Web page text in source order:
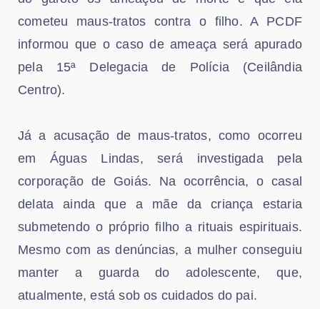
cometeu maus-tratos contra o filho. A PCDF
informou que o caso de ameaça será apurado
pela 15ª Delegacia de Polícia (Ceilândia
Centro).
Já a acusação de maus-tratos, como ocorreu
em Águas Lindas, será investigada pela
corporação de Goiás. Na ocorrência, o casal
delata ainda que a mãe da criança estaria
submetendo o próprio filho a rituais espirituais.
Mesmo com as denúncias, a mulher conseguiu
manter a guarda do adolescente, que,
atualmente, está sob os cuidados do pai.